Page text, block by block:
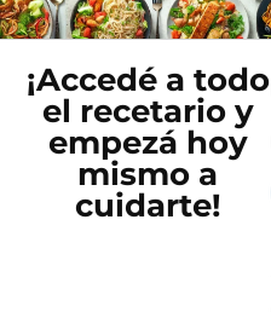
¡Accedé a todo
el recetario y
empezá hoy
mismo a
cuidarte!